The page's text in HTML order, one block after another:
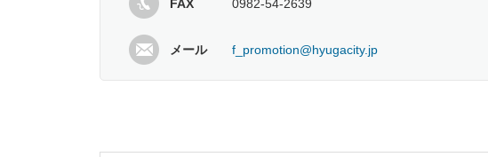
FAX 0982-54-2639
メール f_promotion@hyugacity.jp